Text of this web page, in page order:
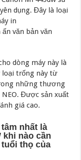
dụng. Đây là loại
in
văn bản văn
dòng máy này là
loại trống này từ
những thương
Được sản xuất
giá cao.
nhất là
khi nào cần
thọ của